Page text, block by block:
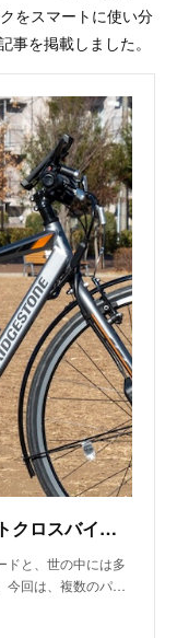
をスマートに使い分
を掲載しました。
クルマ、スクーター、電動アシストクロスバイクをスマートに使い分け —「用の美」重視の8輪ライフ
ドと、世の中には多
今回は、複数のパ…